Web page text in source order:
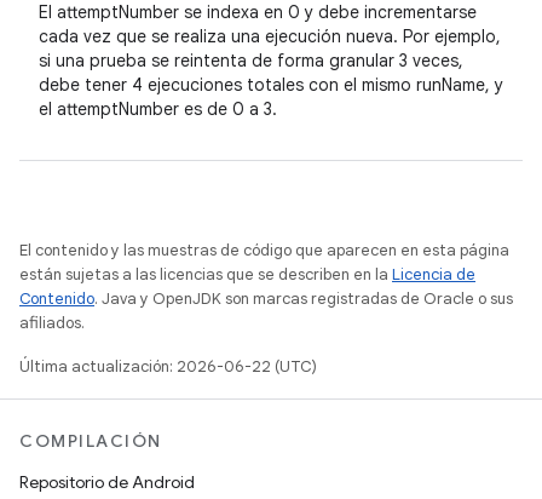
El attemptNumber se indexa en 0 y debe incrementarse
cada vez que se realiza una ejecución nueva. Por ejemplo,
si una prueba se reintenta de forma granular 3 veces,
debe tener 4 ejecuciones totales con el mismo runName, y
el attemptNumber es de 0 a 3.
El contenido y las muestras de código que aparecen en esta página
están sujetas a las licencias que se describen en la Licencia de
Contenido. Java y OpenJDK son marcas registradas de Oracle o sus
afiliados.
Última actualización: 2026-06-22 (UTC)
COMPILACIÓN
Repositorio de Android